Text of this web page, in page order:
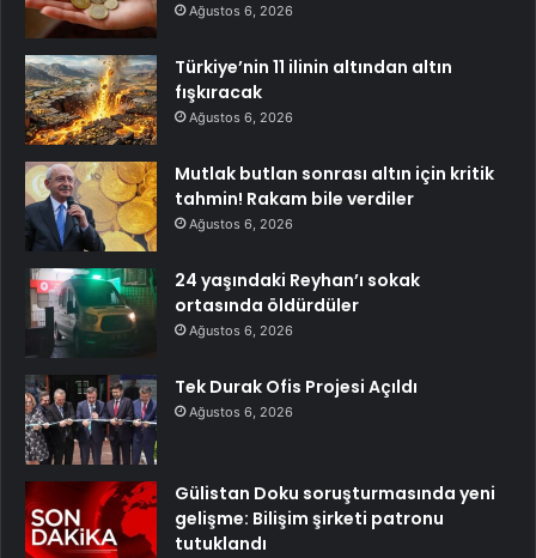
Ağustos 6, 2026
Türkiye’nin 11 ilinin altından altın
fışkıracak
Ağustos 6, 2026
Mutlak butlan sonrası altın için kritik
tahmin! Rakam bile verdiler
Ağustos 6, 2026
24 yaşındaki Reyhan’ı sokak
ortasında öldürdüler
Ağustos 6, 2026
Tek Durak Ofis Projesi Açıldı
Ağustos 6, 2026
Gülistan Doku soruşturmasında yeni
gelişme: Bilişim şirketi patronu
tutuklandı